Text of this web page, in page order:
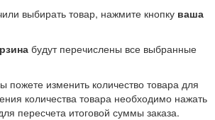
выбирать товар, нажмите кнопку ваша
будут перечислены все выбранные
пожете изменить количество товара для
количества товара необходимо нажать
пересчета итоговой суммы заказа.